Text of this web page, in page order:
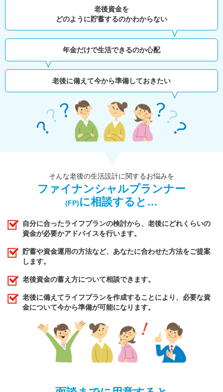
老後資金を
どのように貯蓄するのかわからない
年金だけで生活できるのか心配
老後に備えて今から準備しておきたい
そんな老後の生活設計に関するお悩みを
ファイナンシャルプランナー
(FP)に相談すると…
自分に合ったライフプランの検討から、老後にどれくらいの
資金が必要かアドバイスを行います。
貯蓄や資金運用の方法など、あなたに合わせた方法をご提案
します。
老後資金の蓄え方について相談できます。
老後に備えてライフプランを作成することにより、必要な資
金について今から準備が可能になります。